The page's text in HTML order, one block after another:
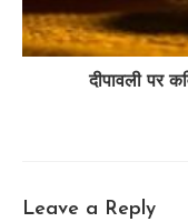
दीपावली पर
Leave a Reply